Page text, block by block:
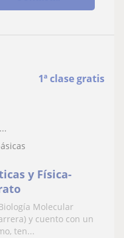
1ª clase gratis
y Física-
Molecular
y cuento con un
ten...